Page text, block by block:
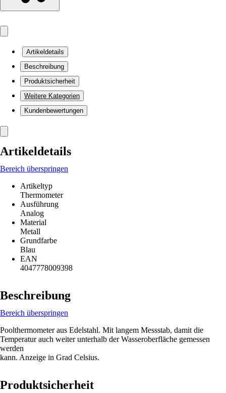
Artikeldetails
Beschreibung
Produktsicherheit
Weitere Kategorien
Kundenbewertungen
Artikeldetails
Bereich überspringen
Artikeltyp
Thermometer
Ausführung
Analog
Material
Metall
Grundfarbe
Blau
EAN
4047778009398
Beschreibung
Bereich überspringen
Poolthermometer aus Edelstahl. Mit langem Messstab, damit die
Temperatur auch weiter unterhalb der Wasseroberfläche gemessen
werden
kann. Anzeige in Grad Celsius.
Produktsicherheit